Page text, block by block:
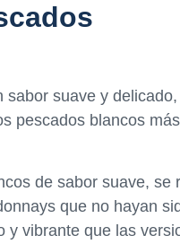
sabor suave y
pescados blancos
de sabor suave,
que no hayan
y vibrante que las